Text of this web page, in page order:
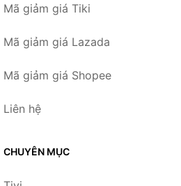
Mã giảm giá Tiki
Mã giảm giá Lazada
Mã giảm giá Shopee
Liên hệ
CHUYÊN MỤC